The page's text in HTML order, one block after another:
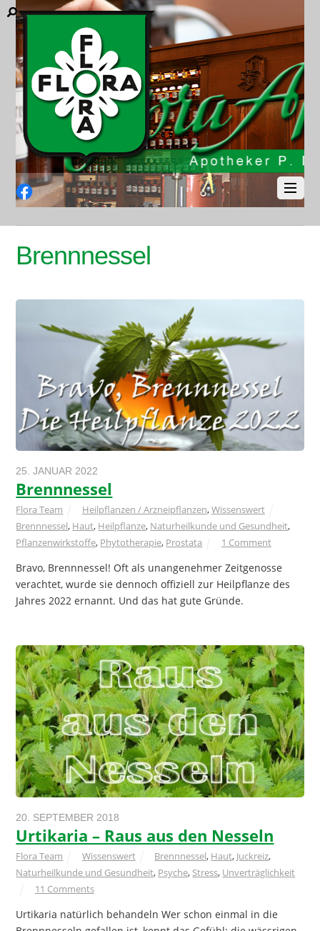
Facebook
Brennnessel
25. JANUAR 2022
Brennnessel
Flora Team Heilpflanzen / Arzneipflanzen,Wissenswert
Brennnessel, Haut, Heilpflanze, Naturheilkunde und Gesundheit,
Pflanzenwirkstoffe, Phytotherapie, Prostata 1 Comment
Bravo, Brennnessel! Oft als unangenehmer Zeitgenosse
verachtet, wurde sie dennoch offiziell zur Heilpflanze des
Jahres 2022 ernannt. Und das hat gute Gründe.
20. SEPTEMBER 2018
Urtikaria – Raus aus den Nesseln
Flora Team Wissenswert Brennnessel, Haut, Juckreiz,
Naturheilkunde und Gesundheit, Psyche, Stress, Unverträglichkeit
11 Comments
Urtikaria natürlich behandeln Wer schon einmal in die